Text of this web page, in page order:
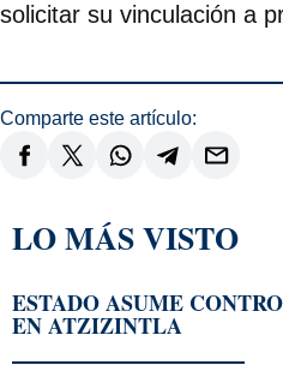
solicitar su vinculación a
Comparte este artículo:
LO MÁS VISTO
ESTADO ASUME
EN ATZIZINTLA